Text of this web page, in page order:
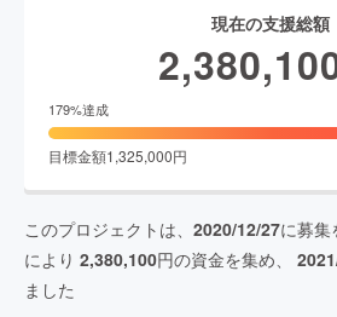
現在の支援総額
179%達成
目標金額1,325,000円
このプロジェクトは、 2020/12/27に募集
により 2,380,100円の資金を集め、
ました